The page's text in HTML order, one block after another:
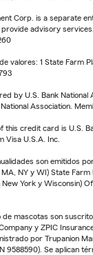
Corp. is a separate
advisory
valores: 1 State Farm
by U.S. Bank
Association.
this credit card is U.S.
Visa U.S.A. Inc.
son emitidos
MA, NY y WI) State
York y Wisconsin)
de mascotas son
y ZPIC
por Trupanion
9588590). Se aplican